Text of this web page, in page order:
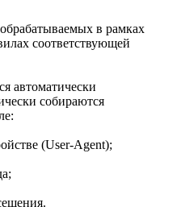
в рамках
соответствующей
автоматически
собираются
(User-Agent);